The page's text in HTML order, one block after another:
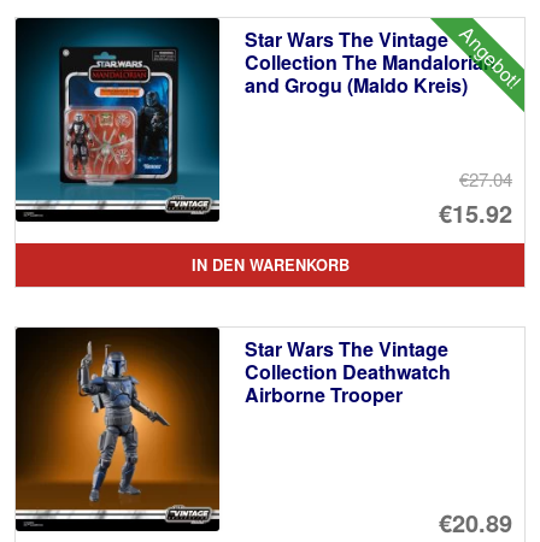
Angebot!
Star Wars The Vintage
Collection The Mandalorian
and Grogu (Maldo Kreis)
€27.04
€15.92
IN DEN WARENKORB
Star Wars The Vintage
Collection Deathwatch
Airborne Trooper
€20.89